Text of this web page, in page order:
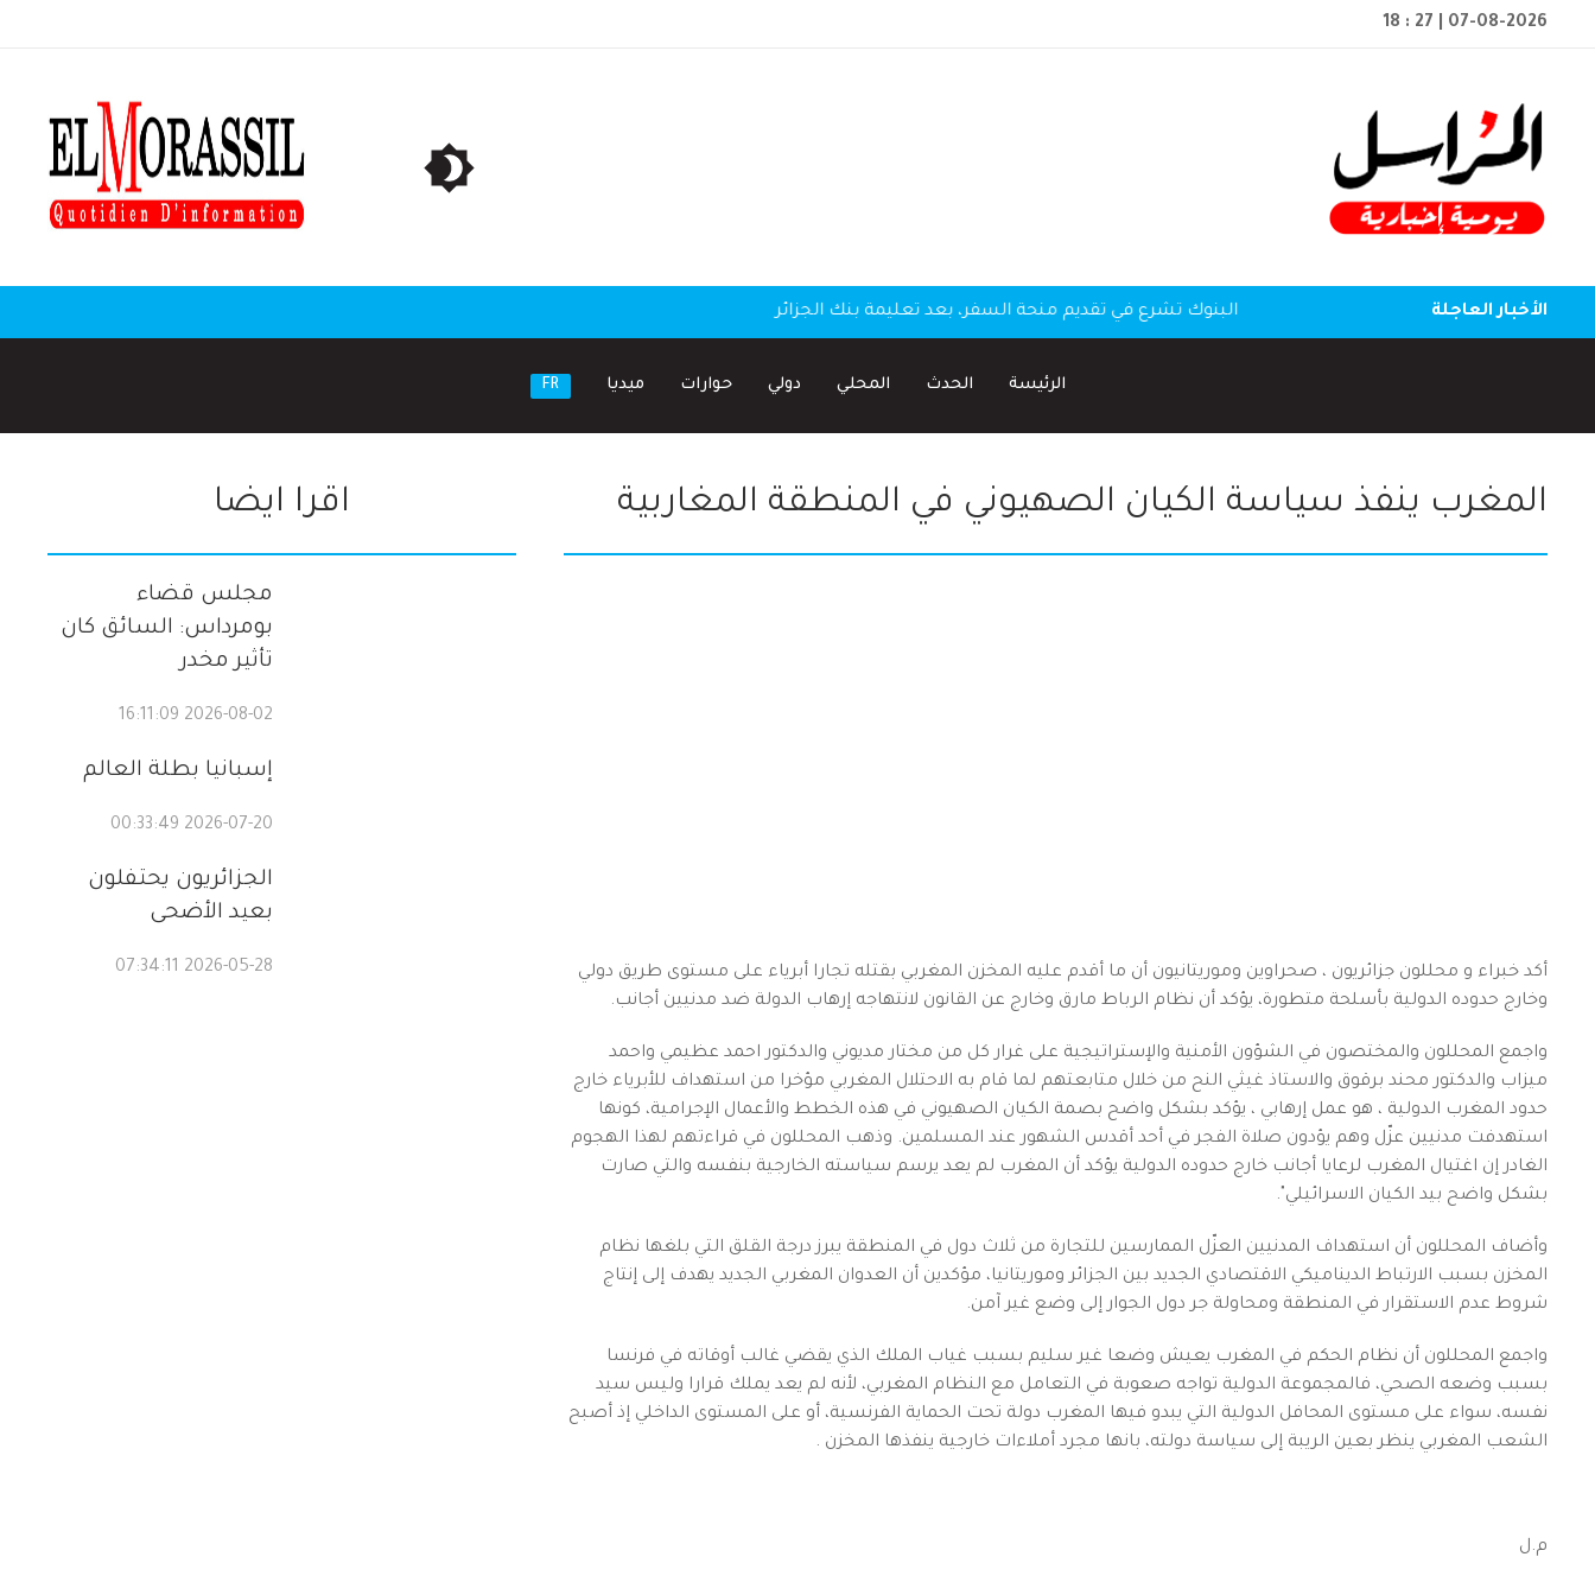
18 : 27 | 07-08-2026
الأخبار العاجلة البنوك تشرع في تقديم منحة السفر، بعد تعليمة بنك الجزائر
الرئيسة الحدث المحلي دولي حوارات ميديا FR
المغرب ينفذ سياسة الكيان الصهيوني في المنطقة المغاربية
أكد خبراء و محللون جزائريون ، صحراوين وموريتانيون أن ما أقدم عليه المخزن المغربي بقتله تجارا أبرياء على مستوى طريق دولي
وخارج حدوده الدولية بأسلحة متطورة، يؤكد أن نظام الرباط مارق وخارج عن القانون لانتهاجه إرهاب الدولة ضد مدنيين أجانب.
واجمع المحللون والمختصون في الشؤون الأمنية والإستراتيجية على غرار كل من مختار مديوني والدكتور احمد عظيمي واحمد
ميزاب والدكتور محند برقوق والاستاذ غيثي النح من خلال متابعتهم لما قام به الاحتلال المغربي مؤخرا من استهداف للأبرياء خارج
حدود المغرب الدولية ، هو عمل إرهابي ، يؤكد بشكل واضح بصمة الكيان الصهيوني في هذه الخطط والأعمال الإجرامية، كونها
استهدفت مدنيين عزّل وهم يؤدون صلاة الفجر في أحد أقدس الشهور عند المسلمين. وذهب المحللون في قراءتهم لهذا الهجوم
الغادر إن اغتيال المغرب لرعايا أجانب خارج حدوده الدولية يؤكد أن المغرب لم يعد يرسم سياسته الخارجية بنفسه والتي صارت
بشكل واضح بيد الكيان الاسرائيلي".
وأضاف المحللون أن استهداف المدنيين العزّل الممارسين للتجارة من ثلاث دول في المنطقة يبرز درجة القلق التي بلغها نظام
المخزن بسبب الارتباط الديناميكي الاقتصادي الجديد بين الجزائر وموريتانيا، مؤكدين أن العدوان المغربي الجديد يهدف إلى إنتاج
شروط عدم الاستقرار في المنطقة ومحاولة جر دول الجوار إلى وضع غير آمن.
واجمع المحللون أن نظام الحكم في المغرب يعيش وضعا غير سليم بسبب غياب الملك الذي يقضي غالب أوقاته في فرنسا
بسبب وضعه الصحي، فالمجموعة الدولية تواجه صعوبة في التعامل مع النظام المغربي، لأنه لم يعد يملك قرارا وليس سيد
نفسه، سواء على مستوى المحافل الدولية التي يبدو فيها المغرب دولة تحت الحماية الفرنسية، أو على المستوى الداخلي إذ أصبح
الشعب المغربي ينظر بعين الريبة إلى سياسة دولته، بانها مجرد أملاءات خارجية ينفذها المخزن .
م.ل
اقرا ايضا
مجلس قضاء
بومرداس: السائق كان
تأثير مخدر
2026-08-02 16:11:09
إسبانيا بطلة العالم
2026-07-20 00:33:49
الجزائريون يحتفلون
بعيد الأضحى
2026-05-28 07:34:11